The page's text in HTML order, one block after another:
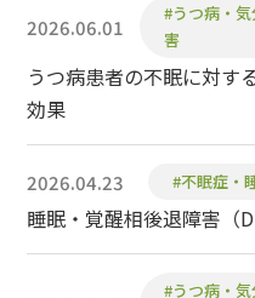
2026.06.01
#うつ病・
害
うつ病患者の不眠に対す
効果
2026.04.23 #不眠症・
睡眠・覚醒相後退障害（
#うつ病・